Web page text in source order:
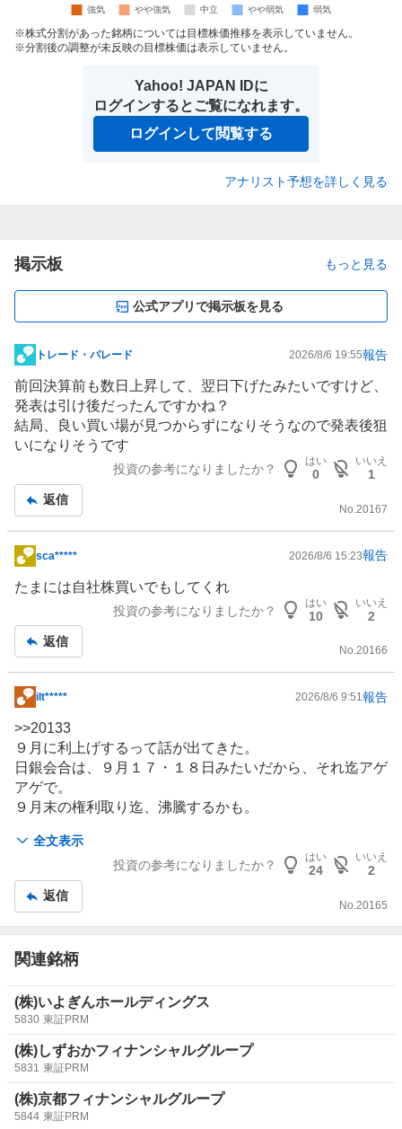
株式分割があった銘柄については目標株価推移を表示していません。
分割後の調整が未反映の目標株価は表示していません。
Yahoo! JAPAN IDに
ログインするとご覧になれます。
ログインして閲覧する
アナリスト予想を詳しく見る
掲示板 もっと見る
公式アプリで掲示板を見る
掲
示
板
記
事
トレード・パレード 2026/8/6 19:55報告
前回決算前も数日上昇して、翌日下げたみたいですけど、
発表は引け後だったんですかね？
結局、良い買い場が見つからずになりそうなので発表後狙
いになりそうです
投資の参考になりましたか？
はい
0
いいえ
1
返信
No. 20167
掲
示
記
事
sca***** 2026/8/6 15:23報告
たまには自社株買いでもしてくれ
投資の参考になりましたか？
はい
10
いいえ
2
返信
No.20166
掲
示
板
記
事
ilt***** 2026/8/6 9:51報告
全文表示
>>20133
９月に利上げするって話が出てきた。
日銀会合は、９月１７・１８日みたいだから、それ迄アゲ
アゲで。
９月末の権利取り迄、沸騰するかも。
投資の参考になりましたか？
はい
24
いいえ
2
返信
No. 20165
関連銘柄
(株)いよぎんホールディングス
5830 東証PRM
(株)しずおかフィナンシャルグループ
5831 東証PRM
(株)京都フィナンシャルグループ
5844 東証PRM